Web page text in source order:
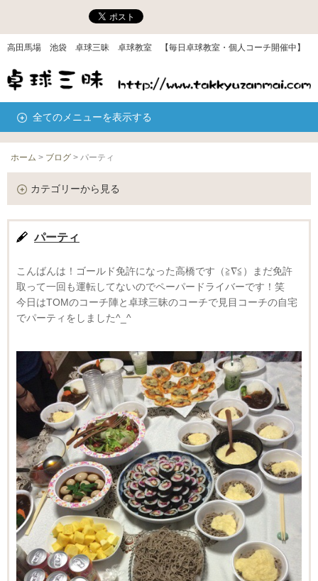
高田馬場 池袋 卓球三昧 卓球教室 【毎日卓球教室・個人コーチ開催中】
全てのメニューを表示する
ホーム > ブログ > パーティ
カテゴリーから見る
パーティ
こんばんは！ゴールド免許になった高橋です（≧∇≦）まだ免許
取って一回も運転してないのでペーパードライバーです！笑
今日はTOMのコーチ陣と卓球三昧のコーチで見目コーチの自宅
でパーティをしました^_^